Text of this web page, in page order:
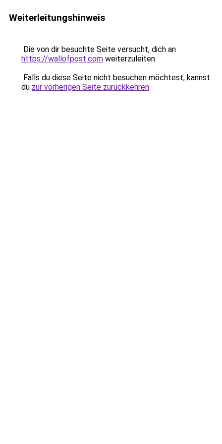
Weiterleitungshinweis
Die von dir besuchte Seite versucht, dich an
https://wallofpost.com weiterzuleiten.
Falls du diese Seite nicht besuchen möchtest, kannst
du zur vorherigen Seite zurückkehren.